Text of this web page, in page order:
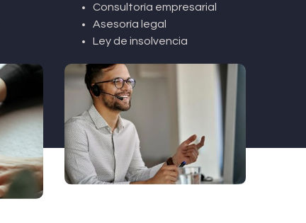
Consultoría empresarial
Asesoría legal
Ley de insolvencia